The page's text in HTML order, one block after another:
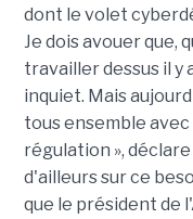
dont le volet
Je dois avouer que,
travailler dessus il y
inquiet. Mais
tous ensemble
régulation »,
d'ailleurs sur ce
que le président de